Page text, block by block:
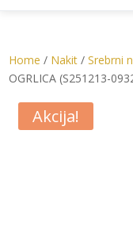
Home / Nakit /Srebrni
OGRLICA (S251213-
Akcija!